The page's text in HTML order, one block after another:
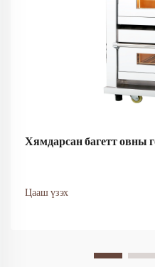
Хямдарсан багетт овны
Цааш үзэх